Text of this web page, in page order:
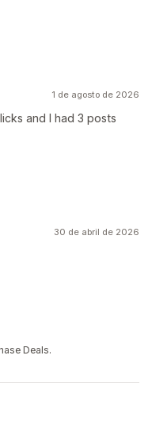
1 de agosto de 2026
and I had 3 posts
30 de abril de 2026
Deals.